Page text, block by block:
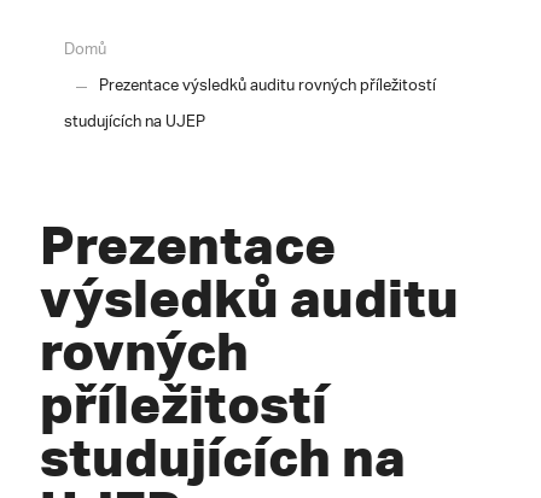
Domů
Prezentace výsledků auditu rovných příležitostí
studujících na UJEP
Prezentace
výsledků auditu
rovných
příležitostí
studujících na